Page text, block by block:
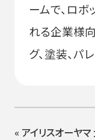
ームで、ロ
れる企業様向
グ、塗装、
« アイリスオーヤ